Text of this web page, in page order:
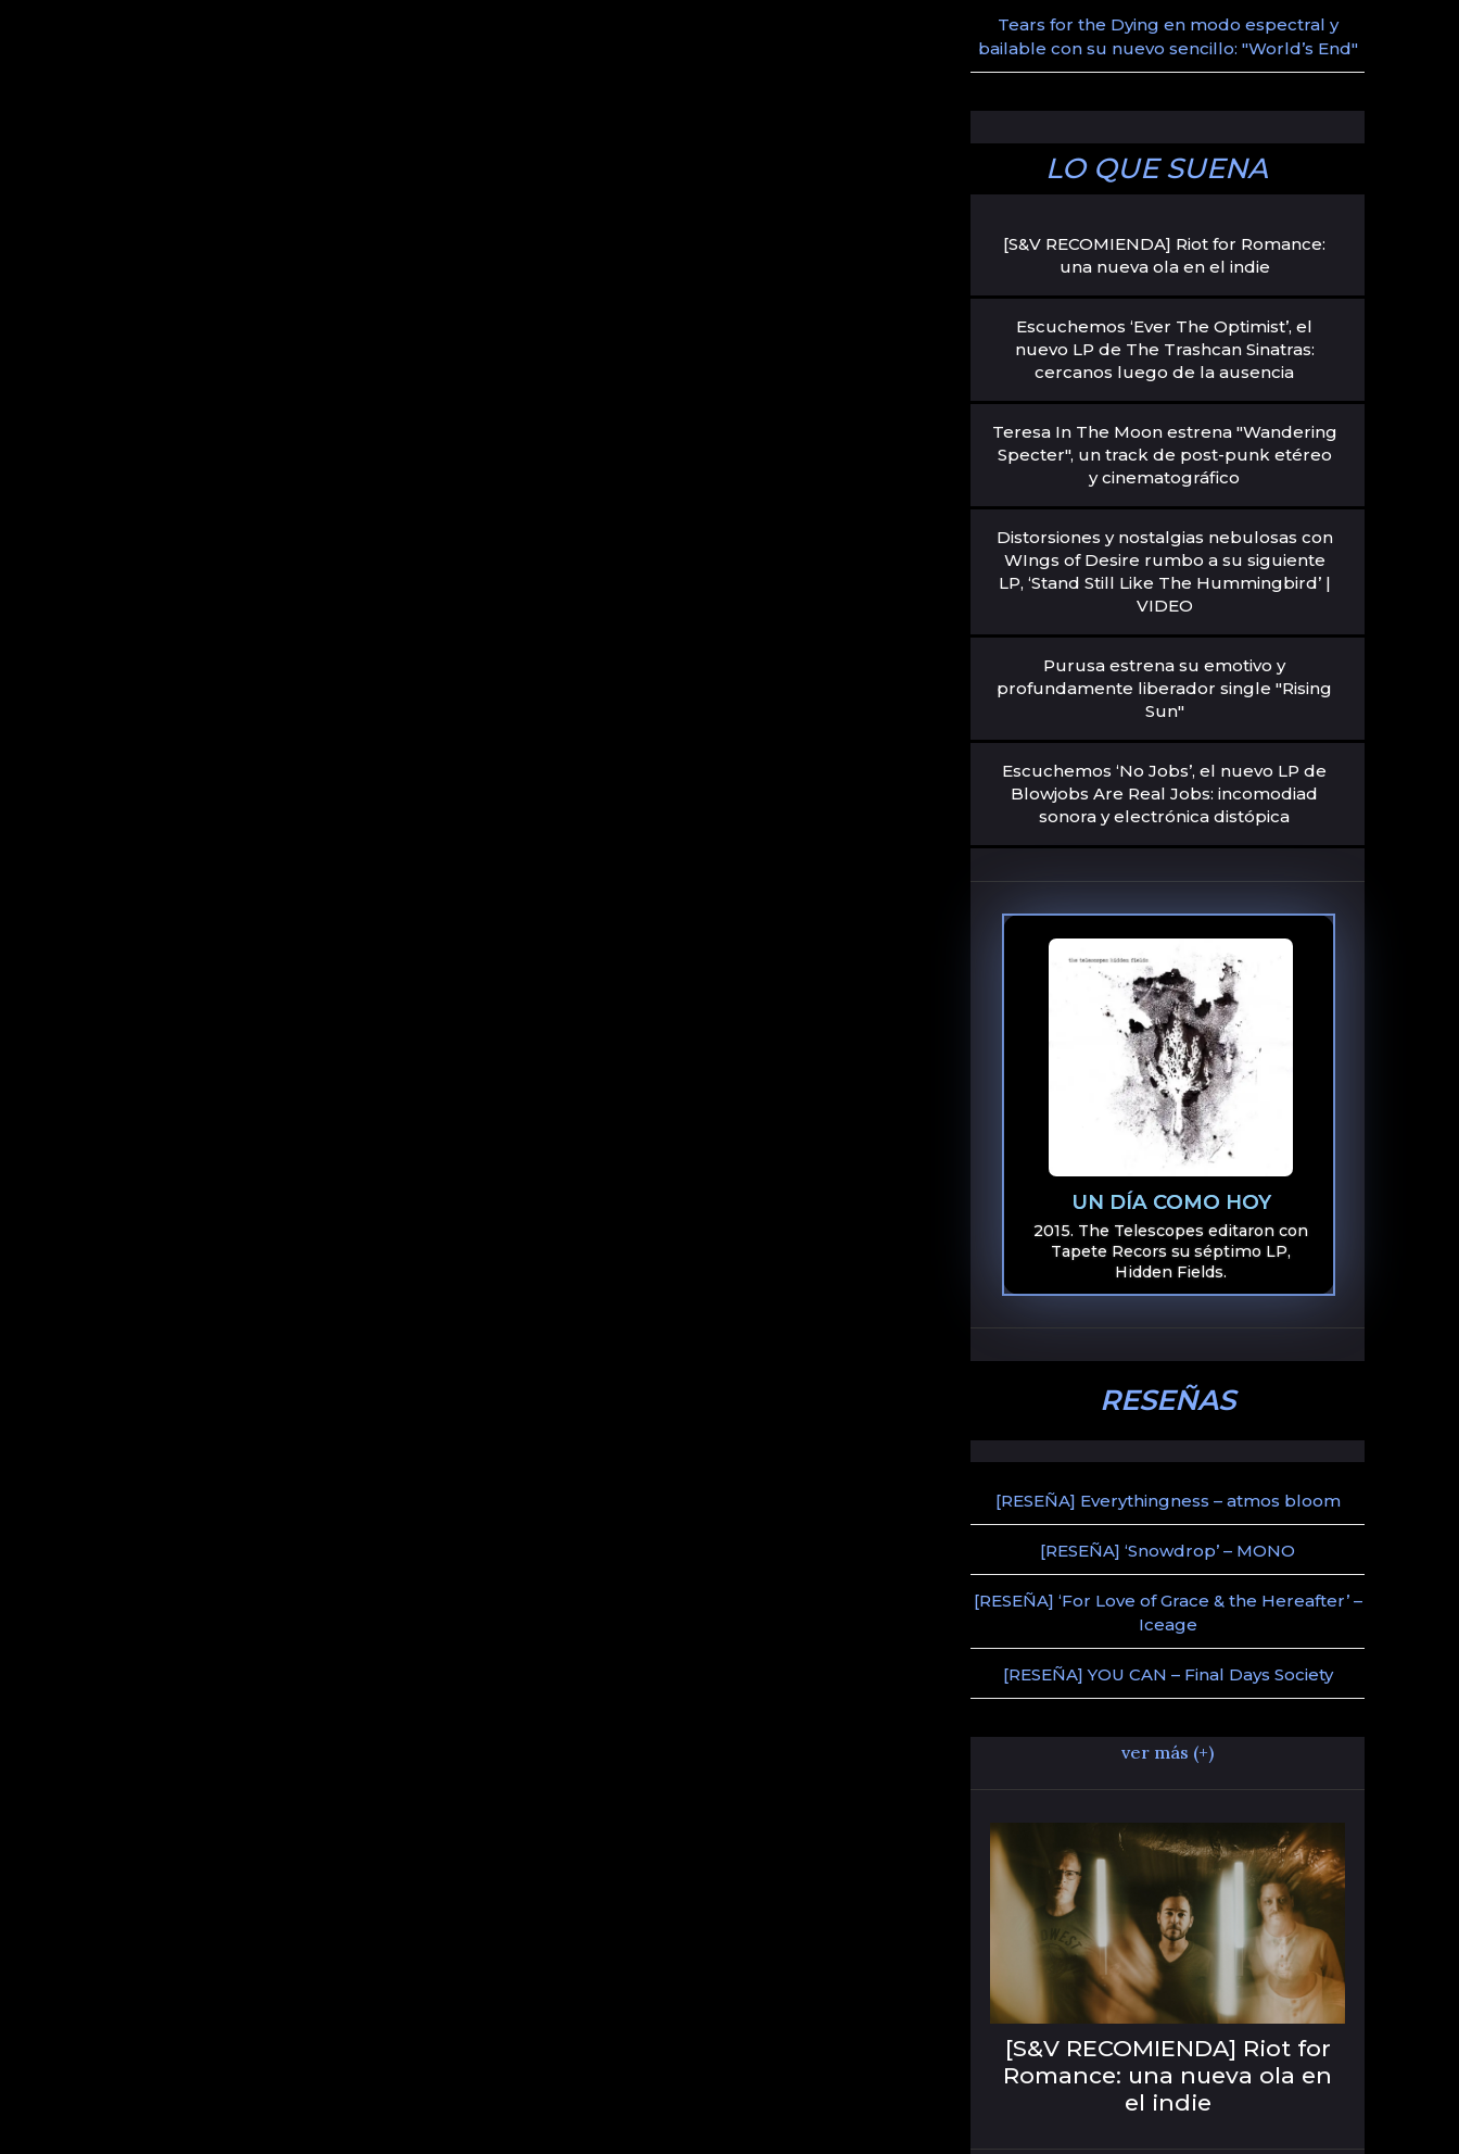
Tears for the Dying en modo espectral y
bailable con su nuevo sencillo: "World’s End"
LO QUE SUENA
[S&V RECOMIENDA] Riot for Romance:
una nueva ola en el indie
Escuchemos ‘Ever The Optimist’, el
nuevo LP de The Trashcan Sinatras:
cercanos luego de la ausencia
Teresa In The Moon estrena "Wandering
Specter", un track de post-punk etéreo
y cinematográfico
Distorsiones y nostalgias nebulosas con
WIngs of Desire rumbo a su siguiente
LP, ‘Stand Still Like The Hummingbird’ |
VIDEO
Purusa estrena su emotivo y
profundamente liberador single "Rising
Sun"
Escuchemos ‘No Jobs’, el nuevo LP de
Blowjobs Are Real Jobs: incomodiad
sonora y electrónica distópica
UN DÍA COMO HOY
2015. The Telescopes editaron con
Tapete Recors su séptimo LP,
Hidden Fields.
RESEÑAS
[RESEÑA] Everythingness – atmos bloom
[RESEÑA] ‘Snowdrop’ – MONO
[RESEÑA] ‘For Love of Grace & the Hereafter’ –
Iceage
[RESEÑA] YOU CAN – Final Days Society
ver más (+)
[S&V RECOMIENDA] Riot for
Romance: una nueva ola en
el indie